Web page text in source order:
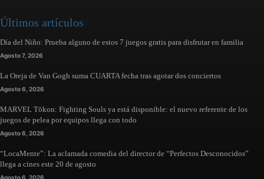
Últimos artículos
Día del Niño: Prueba alguno de estos 7 juegos gratis para disfrutar en familia
Agosto 7, 2026
La Oreja de Van Gogh suma CUARTA fecha tras agotar dos conciertos
Agosto 6, 2026
MARVEL Tōkon: Fighting Souls ya está disponible: el nuevo referente de los
juegos de pelea por equipos llega con todo
Agosto 6, 2026
“LocaMente”: La aclamada comedia del director de “Perfectos Desconocidos”
llega a cines este 20 de agosto
Agosto 6, 2026